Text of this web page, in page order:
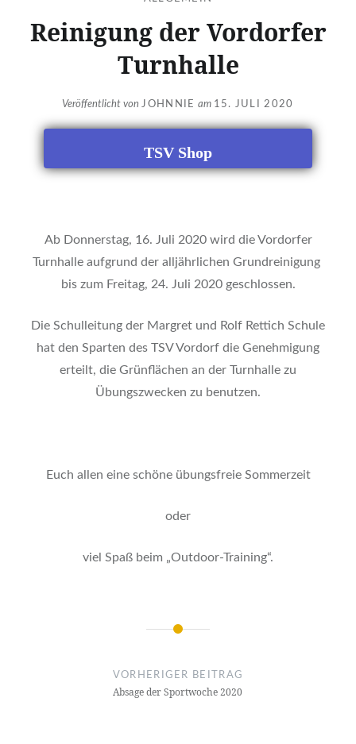
Reinigung der Vordorfer
Turnhalle
Veröffentlicht vonJOHNNIE am 15. JULI 2020
TSV Shop
Ab Donnerstag, 16. Juli 2020 wird die Vordorfer
Turnhalle aufgrund der alljährlichen Grundreinigung
bis zum Freitag, 24. Juli 2020 geschlossen.
Die Schulleitung der Margret und Rolf Rettich Schule
hat den Sparten des TSV Vordorf die Genehmigung
erteilt, die Grünflächen an der Turnhalle zu
Übungszwecken zu benutzen.
Euch allen eine schöne übungsfreie Sommerzeit
oder
viel Spaß beim „Outdoor-Training“.
Beitragsnavigation
VORHERIGER BEITRAG
Absage der Sportwoche 2020